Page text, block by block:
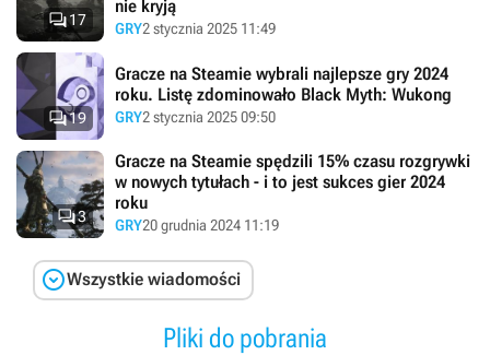
17
nie kryją
GRY2 stycznia 2025 11:49
19
Gracze na Steamie wybrali najlepsze gry 2024
roku. Listę zdominowało Black Myth: Wukong
GRY2 stycznia 2025 09:50
3
Gracze na Steamie spędzili 15% czasu rozgrywki
w nowych tytułach - i to jest sukces gier 2024
roku
GRY20 grudnia 2024 11:19
Wszystkie wiadomości
Pliki do pobrania